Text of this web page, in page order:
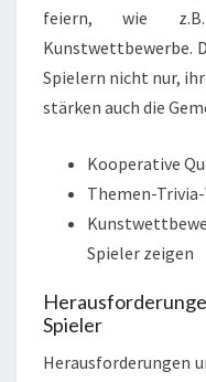
feiern, wie z.B.
Kunstwettbewerbe.
Spielern nicht nur,
stärken auch die
Kooperative
Themen-
Spieler zeigen
Spieler
Herausforderungen